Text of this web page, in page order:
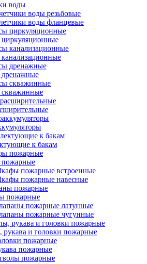
воды
воды резьбовые
воды фланцевые
к бакам
пожарные встроенные
пожарные навесные
пожарные
пожарные латунные
пожарные чугунные
рукава и головки пожарные
пожарные
пожарные
пожарные